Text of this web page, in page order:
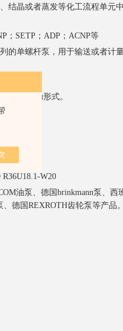
结晶或者蒸发等化工流程单元
；SETP；ADP；ACNP等
的单螺杆泵，用于输送或者计
等。
磁力驱动形式。
油
W20
油泵、德国brinkmann泵、西
德国REXROTH齿轮泵等产品。